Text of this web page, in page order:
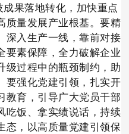
果落地转化，加快重点
质量发展产业根基。要精
深入生产一线，靠前对接
要素保障，全力破解企业
级过程中的瓶颈制约，助
要强化党建引领，扎实开
教育，引导广大党员干部
吃饭、拿实绩说话，持续
态，以高质量党建引领保